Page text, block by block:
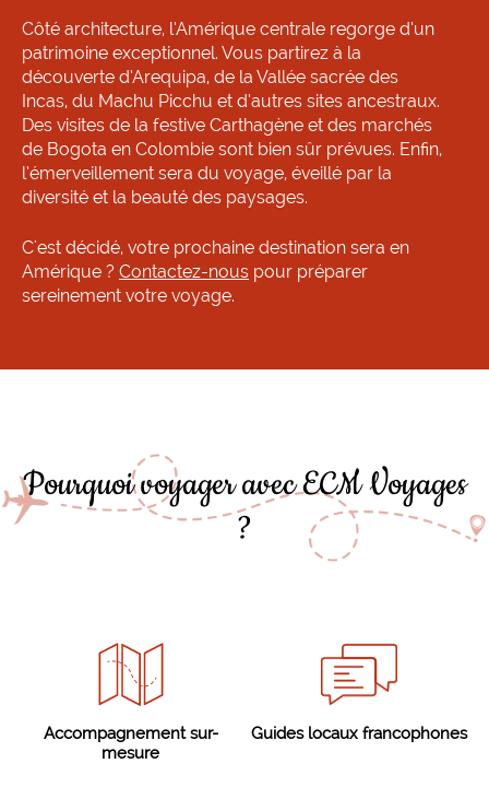
Côté architecture, l’Amérique centrale regorge d’un
patrimoine exceptionnel. Vous partirez à la
découverte d’Arequipa, de la Vallée sacrée des
Incas, du Machu Picchu et d’autres sites ancestraux.
Des visites de la festive Carthagène et des marchés
de Bogota en Colombie sont bien sûr prévues. Enfin,
l’émerveillement sera du voyage, éveillé par la
diversité et la beauté des paysages.
C'est décidé, votre prochaine destination sera en
Amérique ? Contactez-nous pour préparer
sereinement votre voyage.
Pourquoi voyager avec ECM Voyages
?
Accompagnement sur-
mesure
Guides locaux francophones